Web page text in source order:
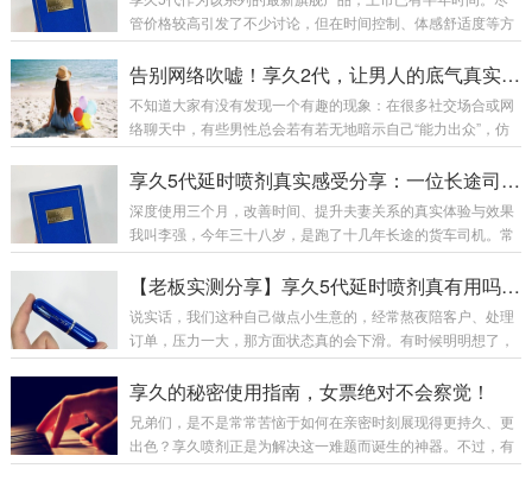
管价格较高引发了不少讨论，但在时间控制、体感舒适度等方
面的表现，经过市场检验获得了不少正面反馈。今天我们就从
价格、成分、实测数据以及用户口碑等多个维度，全面解析这
是享久系列中定价最高的产品：6ml装售价1299元，3ml装也
要999元。这样的价格让不少消费者望而却步，但与其高端定
肉苁蓉、锁阳、人参、鹿茸、冬虫夏草、...
告别网络吹嘘！享久2代，让男人的底气真实可见
不知道大家有没有发现一个有趣的现象：在很多社交场合或网
络聊天中，有些男性总会若有若无地暗示自己“能力出众”，仿
佛不用任何辅助，也能轻松掌控全场。明眼人都懂，这多半
是“嘴强王者”——面子上不愿认输，话里话外却可能藏着小秘
比皆是，可稍微一想就明白，这多半是加了滤镜的剧本。回归
现实，亚洲男性的生理特征有普遍的数据基础，并非小片里的
多，更别说那些依赖酒精的暂时“提升”——伤身不...
享久5代延时喷剂真实感受分享：一位长途司机的亲测报告
深度使用三个月，改善时间、提升夫妻关系的真实体验与效果
我叫李强，今年三十八岁，是跑了十几年长途的货车司机。常
年夜路奔波，饮食作息不规律，加上精神压力，那方面越来越
力不从心。妻子虽然没明说，但每次房事后那声不易察觉的叹
行聊起享久5代。起初觉得是江湖偏方，但看着手机里妻子和
孩子的照片，我决定试试。第一次用是在家里。按照说明，只
忑。起初是轻微的凉意，慢慢变得温和。最让我惊讶的...
【老板实测分享】享久5代延时喷剂真有用吗？快递小哥也悄悄回购了！
说实话，我们这种自己做点小生意的，经常熬夜陪客户、处理
订单，压力一大，那方面状态真的会下滑。有时候明明想了，
但身体跟不上，心里挺憋屈的。之前刷短视频总看到享久5代
的广告，说是能改善时间，我就半信半疑下单买了一瓶。到货
第一次用有点紧张，洗完澡喷了一下（喷头设计还挺好控
制），凉凉的但不刺激，等了个十几分钟就开始有感觉了——
享久的秘密使用指南，女票绝对不会察觉！
兄弟们，是不是常常苦恼于如何在亲密时刻展现得更持久、更
出色？享久喷剂正是为解决这一难题而诞生的神器。不过，有
时我们也会担忧使用这东西会不会被女友发现，对吧？别忧